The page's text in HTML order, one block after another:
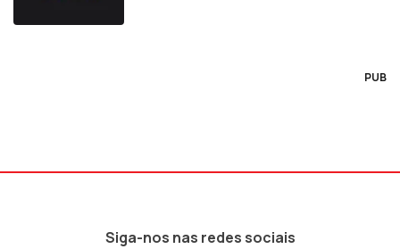
PUB
Siga-nos nas redes sociais